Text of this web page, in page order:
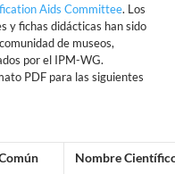
Aids Committee. Los
y fichas didácticas han sido
de museos,
por el IPM-WG.
PDF para las siguientes
Nombre